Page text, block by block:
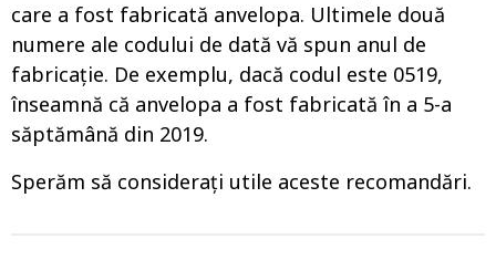
care a fost fabricată anvelopa. Ultimele două
numere ale codului de dată vă spun anul de
fabricație. De exemplu, dacă codul este 0519,
înseamnă că anvelopa a fost fabricată în a 5-a
săptămână din 2019.
Sperăm să considerați utile aceste recomandări.